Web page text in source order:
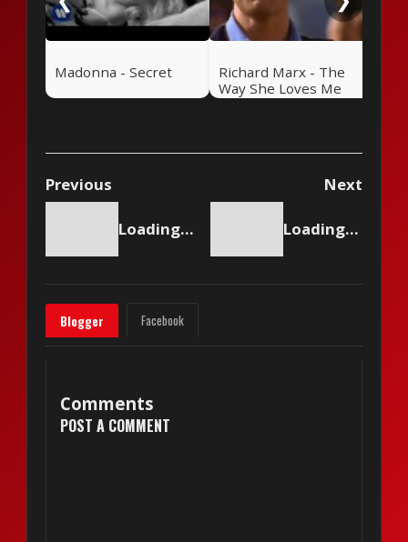
Madonna - Secret
Richard Marx - The
Way She Loves Me
Previous Next
Loading content... Loading content...
Blogger Facebook
Comments
POST A COMMENT